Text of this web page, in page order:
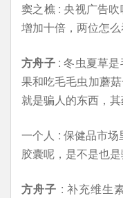
窦之樵 : 央视广告
增加十倍，两位怎么
方舟子: 冬虫夏草是
果和吃毛毛虫加蘑
就是骗人的东西，其
一个人 : 保健品市
胶囊呢，是不是也是
方舟子 : 补充维生